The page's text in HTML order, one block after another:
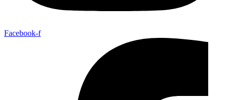
Facebook-f